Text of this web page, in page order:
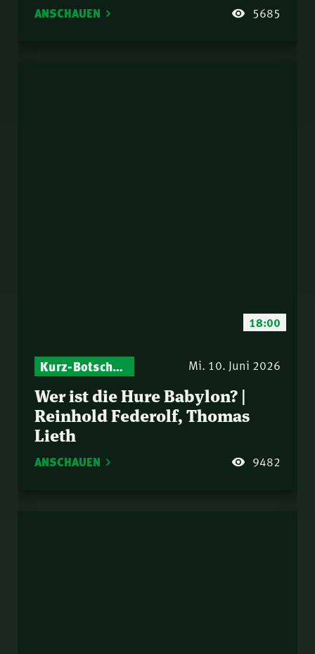
ANSCHAUEN 5685
18:00
Kurz-Botschaften – Biblische Impulse mit Zukunft im Blick Mi. 10. Juni 2026
Wer ist die Hure Babylon? |
Reinhold Federolf, Thomas
Lieth
ANSCHAUEN 9482